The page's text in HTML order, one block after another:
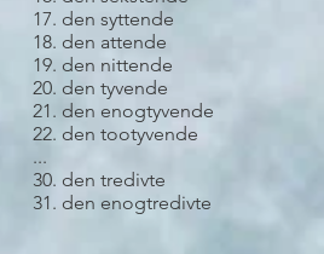
17. den syttende
18. den attende
19. den nittende
20. den tyvende
21. den enogtyvende
22. den tootyvende
...
30. den tredivte
31. den enogtredivte